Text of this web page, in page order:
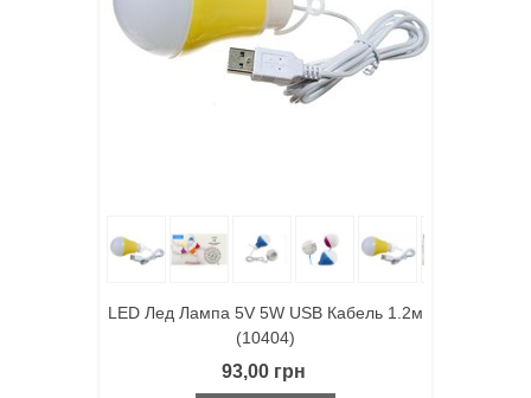
LED Лед Лампа 5V 5W USB Кабель 1.2м
(10404)
93,00 грн